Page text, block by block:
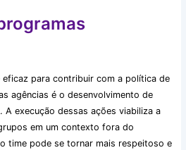
eficaz para contribuir com a política de
agências é o desenvolvimento de
A execução dessas ações viabiliza a
em um contexto fora do
time pode se tornar mais respeitoso e